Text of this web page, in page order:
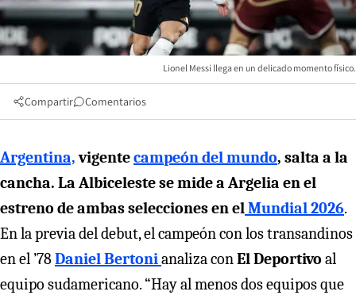
Lionel Messi llega en un delicado momento físico.
Compartir Comentarios
Argentina,vigentecampeón del mundo, salta a la
cancha. La Albiceleste se mide a Argelia en el
estreno de ambas selecciones en elMundial 2026.
En la previa del debut, el campeón con los transandinos
en el ’78Daniel Bertonianaliza conEl Deportivo al
equipo sudamericano. “Hay al menos dos equipos que